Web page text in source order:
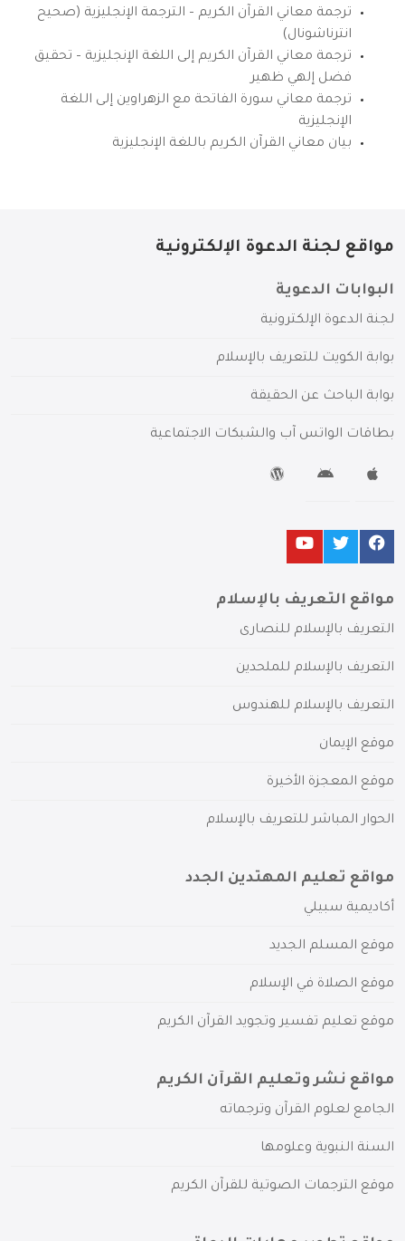
ترجمة معاني القرآن الكريم – الترجمة الإنجليزية (صحيح
انترناشونال)
ترجمة معاني القرآن الكريم إلى اللغة الإنجليزية – تحقيق
فضل إلهي ظهير
ترجمة معاني سورة الفاتحة مع الزهراوين إلى اللغة
الإنجليزية
بيان معاني القرآن الكريم باللغة الإنجليزية
مواقع لجنة الدعوة الإلكترونية
البوابات الدعوية
لجنة الدعوة الإلكترونية
بوابة الكويت للتعريف بالإسلام
بوابة الباحث عن الحقيقة
بطاقات الواتس آب والشبكات الاجتماعية
مواقع التعريف بالإسلام
التعريف بالإسلام للنصارى
التعريف بالإسلام للملحدين
التعريف بالإسلام للهندوس
موقع الإيمان
موقع المعجزة الأخيرة
الحوار المباشر للتعريف بالإسلام
مواقع تعليم المهتدين الجدد
أكاديمية سبيلي
موقع المسلم الجديد
موقع الصلاة في الإسلام
موقع تعليم تفسير وتجويد القرآن الكريم
مواقع نشر وتعليم القرآن الكريم
الجامع لعلوم القرآن وترجماته
السنة النبوية وعلومها
موقع الترجمات الصوتية للقرآن الكريم